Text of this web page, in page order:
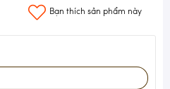
Bạn thích sản phẩm này